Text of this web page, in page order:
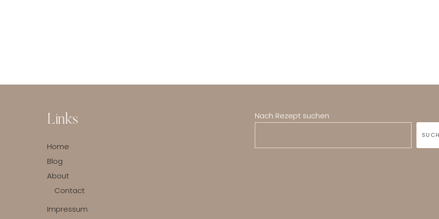
Links
Home
Blog
About
Contact
Impressum
Nach Rezept suchen